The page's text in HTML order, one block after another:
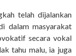
telah dijalankan
dalam masyarakat
secara vokal
tahu malu, ia juga